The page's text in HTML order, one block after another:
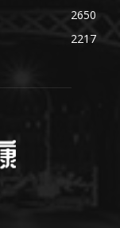
2650
2217